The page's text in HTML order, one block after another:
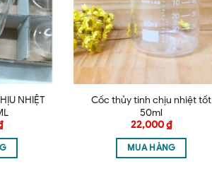
tôi.
NHIỆT
Cốc thủy tinh chịu nhiệt tốt
50ml
22,000₫
MUA HÀNG